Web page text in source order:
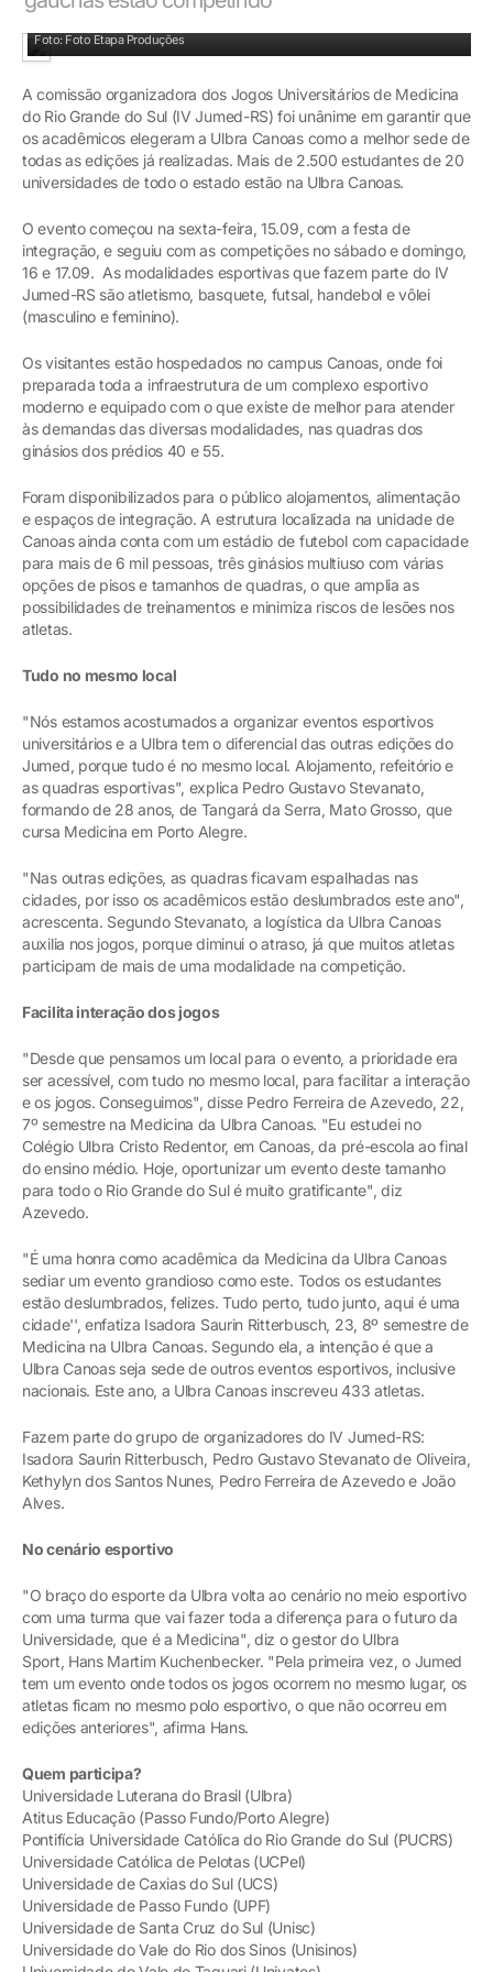
Foto: Foto Etapa Produções
A comissão organizadora dos Jogos Universitários de Medicina
do Rio Grande do Sul (IV Jumed-RS) foi unânime em garantir que
os acadêmicos elegeram a Ulbra Canoas como a melhor sede de
todas as edições já realizadas. Mais de 2.500 estudantes de 20
universidades de todo o estado estão na Ulbra Canoas.
O evento começou na sexta-feira, 15.09, com a festa de
integração, e seguiu com as competições no sábado e domingo,
16 e 17.09. As modalidades esportivas que fazem parte do IV
Jumed-RS são atletismo, basquete, futsal, handebol e vôlei
(masculino e feminino).
Os visitantes estão hospedados no campus Canoas, onde foi
preparada toda a infraestrutura de um complexo esportivo
moderno e equipado com o que existe de melhor para atender
às demandas das diversas modalidades, nas quadras dos
ginásios dos prédios 40 e 55.
Foram disponibilizados para o público alojamentos, alimentação
e espaços de integração. A estrutura localizada na unidade de
Canoas ainda conta com um estádio de futebol com capacidade
para mais de 6 mil pessoas, três ginásios multiuso com várias
opções de pisos e tamanhos de quadras, o que amplia as
possibilidades de treinamentos e minimiza riscos de lesões nos
atletas.
Tudo no mesmo local
"Nós estamos acostumados a organizar eventos esportivos
universitários e a Ulbra tem o diferencial das outras edições do
Jumed, porque tudo é no mesmo local. Alojamento, refeitório e
as quadras esportivas", explica Pedro Gustavo Stevanato,
formando de 28 anos, de Tangará da Serra, Mato Grosso, que
cursa Medicina em Porto Alegre.
"Nas outras edições, as quadras ficavam espalhadas nas
cidades, por isso os acadêmicos estão deslumbrados este ano",
acrescenta. Segundo Stevanato, a logística da Ulbra Canoas
auxilia nos jogos, porque diminui o atraso, já que muitos atletas
participam de mais de uma modalidade na competição.
Facilita interação dos jogos
"Desde que pensamos um local para o evento, a prioridade era
ser acessível, com tudo no mesmo local, para facilitar a interação
e os jogos. Conseguimos", disse Pedro Ferreira de Azevedo, 22,
7º semestre na Medicina da Ulbra Canoas. "Eu estudei no
Colégio Ulbra Cristo Redentor, em Canoas, da pré-escola ao final
do ensino médio. Hoje, oportunizar um evento deste tamanho
para todo o Rio Grande do Sul é muito gratificante", diz
Azevedo.
"É uma honra como acadêmica da Medicina da Ulbra Canoas
sediar um evento grandioso como este. Todos os estudantes
estão deslumbrados, felizes. Tudo perto, tudo junto, aqui é uma
cidade'', enfatiza Isadora Saurin Ritterbusch, 23, 8º semestre de
Medicina na Ulbra Canoas. Segundo ela, a intenção é que a
Ulbra Canoas seja sede de outros eventos esportivos, inclusive
nacionais. Este ano, a Ulbra Canoas inscreveu 433 atletas.
Fazem parte do grupo de organizadores do IV Jumed-RS:
Isadora Saurin Ritterbusch, Pedro Gustavo Stevanato de Oliveira,
Kethylyn dos Santos Nunes, Pedro Ferreira de Azevedo e João
Alves.
No cenário esportivo
"O braço do esporte da Ulbra volta ao cenário no meio esportivo
com uma turma que vai fazer toda a diferença para o futuro da
Universidade, que é a Medicina", diz o gestor do Ulbra
Sport, Hans Martim Kuchenbecker. "Pela primeira vez, o Jumed
tem um evento onde todos os jogos ocorrem no mesmo lugar, os
atletas ficam no mesmo polo esportivo, o que não ocorreu em
edições anteriores", afirma Hans.
Quem participa?
Universidade Luterana do Brasil (Ulbra)
Atitus Educação (Passo Fundo/Porto Alegre)
Pontifícia Universidade Católica do Rio Grande do Sul (PUCRS)
Universidade Católica de Pelotas (UCPel)
Universidade de Caxias do Sul (UCS)
Universidade de Passo Fundo (UPF)
Universidade de Santa Cruz do Sul (Unisc)
Universidade do Vale do Rio dos Sinos (Unisinos)